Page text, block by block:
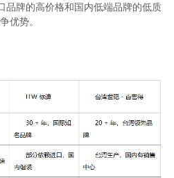
品牌的高价格和国内低端品牌的低质
优势。